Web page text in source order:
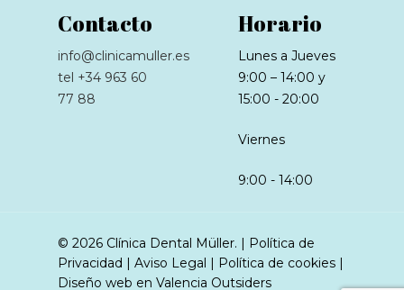
Contacto
info@clinicamuller.es
tel +34 963 60
77 88
Horario
Lunes a Jueves
9:00 – 14:00 y
15:00 - 20:00
Viernes
9:00 - 14:00
© 2026 Clínica Dental Müller. | Política de
Privacidad | Aviso Legal | Política de cookies |
Diseño web en Valencia Outsiders